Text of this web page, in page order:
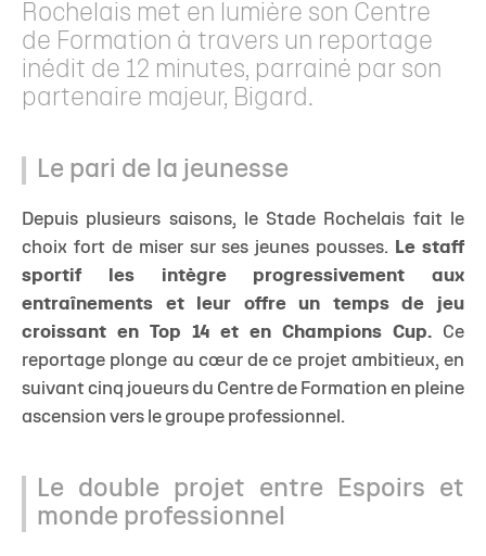
Rochelais met en lumière son Centre
de Formation à travers un reportage
inédit de 12 minutes, parrainé par son
partenaire majeur, Bigard.
Le pari de la jeunesse
Depuis plusieurs saisons, le Stade Rochelais fait le
choix fort de miser sur ses jeunes pousses. Le staff
sportif les intègre progressivement aux
entraînements et leur offre un temps de jeu
croissant en Top 14 et en Champions Cup. Ce
reportage plonge au cœur de ce projet ambitieux, en
suivant cinq joueurs du Centre de Formation en pleine
ascension vers le groupe professionnel.
Le double projet entre Espoirs et
monde professionnel